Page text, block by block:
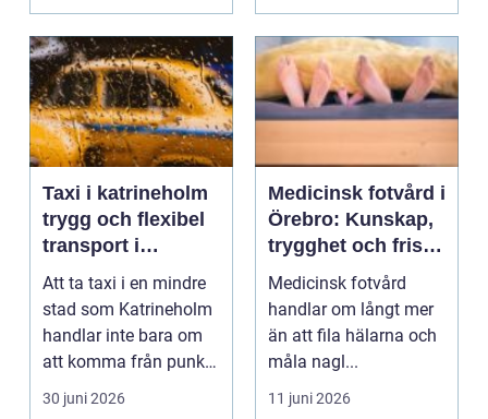
Taxi i katrineholm
trygg och flexibel
transport i
vardagen
Att ta taxi i en mindre
stad som Katrineholm
handlar inte bara om
att komma från punkt
A till punkt ...
30 juni 2026
Medicinsk fotvård i
Örebro: Kunskap,
trygghet och friska
fötter
Medicinsk fotvård
handlar om långt mer
än att fila hälarna och
måla nagl...
11 juni 2026